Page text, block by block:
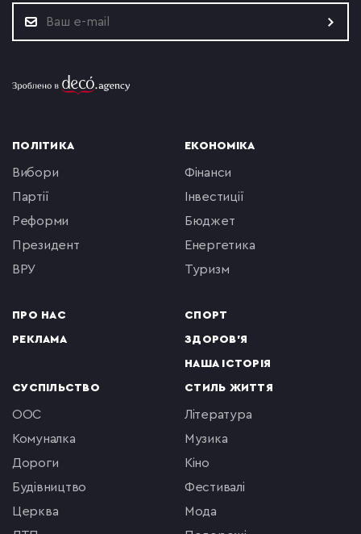
ПОЛІТИКА
вибори
партії
реформи
президент
ВРУ
ПРО НАС
РЕКЛАМА
ЕКОНОМІКА
фінанси
інвестиції
бюджет
енергетика
туризм
СПОРТ
ЗДОРОВ'Я
НАША ІСТОРІЯ
СУСПІЛЬСТВО
ООС
комуналка
Дороги
будівництво
церква
СТИЛЬ ЖИТТЯ
література
музика
кіно
фестивалі
мода